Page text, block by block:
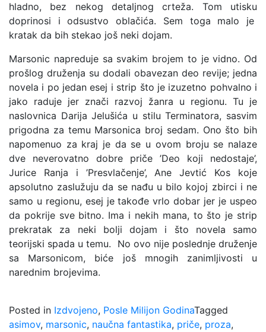
hladno, bez nekog detaljnog crteža. Tom utisku
doprinosi i odsustvo oblačića. Sem toga malo je
kratak da bih stekao još neki dojam.
Marsonic napreduje sa svakim brojem to je vidno. Od
prošlog druženja su dodali obavezan deo revije; jedna
novela i po jedan esej i strip što je izuzetno pohvalno i
jako raduje jer znači razvoj žanra u regionu. Tu je
naslovnica Darija Jelušića u stilu Terminatora, sasvim
prigodna za temu Marsonica broj sedam. Ono što bih
napomenuo za kraj je da se u ovom broju se nalaze
dve neverovatno dobre priče ’Deo koji nedostaje’,
Jurice Ranja i ’Presvlačenje’, Ane Jevtić Kos koje
apsolutno zaslužuju da se nađu u bilo kojoj zbirci i ne
samo u regionu, esej je takođe vrlo dobar jer je uspeo
da pokrije sve bitno. Ima i nekih mana, to što je strip
prekratak za neki bolji dojam i što novela samo
teorijski spada u temu. No ovo nije poslednje druženje
sa Marsonicom, biće još mnogih zanimljivosti u
narednim brojevima.
Posted in Izdvojeno, Posle Milijon GodinaTagged
asimov, marsonic, naučna fantastika, priče, proza,